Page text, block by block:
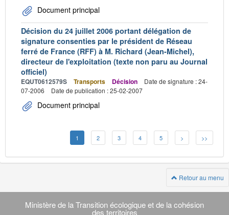
Document principal
Décision du 24 juillet 2006 portant délégation de
signature consenties par le président de Réseau
ferré de France (RFF) à M. Richard (Jean-Michel),
directeur de l'exploitation (texte non paru au Journal
officiel)
EQUT0612579S Transports Décision
Date de signature : 24-
07-2006
Date de publication : 25-02-2007
Document principal
1 2 3 4 5 > >>
Retour au menu
Navigation
transverse
Ministère de la Transition écologique et de la cohésion
des territoires